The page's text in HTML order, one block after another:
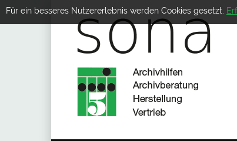
Für ein besseres Nutzererlebnis werden Cookies gesetzt.